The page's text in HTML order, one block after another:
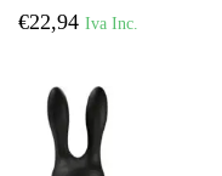
DE SILICONE PRETO
€22,94 Iva Inc.